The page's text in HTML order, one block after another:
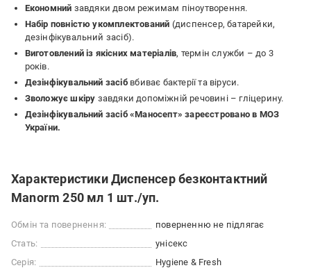
Економний завдяки двом режимам піноутворення.
Набір повністю укомплектований (диспенсер, батарейки,
дезінфікувальний засіб).
Виготовлений із якісних матеріалів, термін служби – до 3
років.
Дезінфікувальний засіб вбиває бактерії та віруси.
Зволожує шкіру завдяки допоміжній речовині – гліцерину.
Дезінфікувальний засіб «Маносепт» зареєстровано в МОЗ
України.
Характеристики Диспенсер безконтактний
Manorm 250 мл 1 шт./уп.
Обмін та повернення:
поверненню не підлягає
Стать:
унісекс
Серія:
Hygiene & Fresh